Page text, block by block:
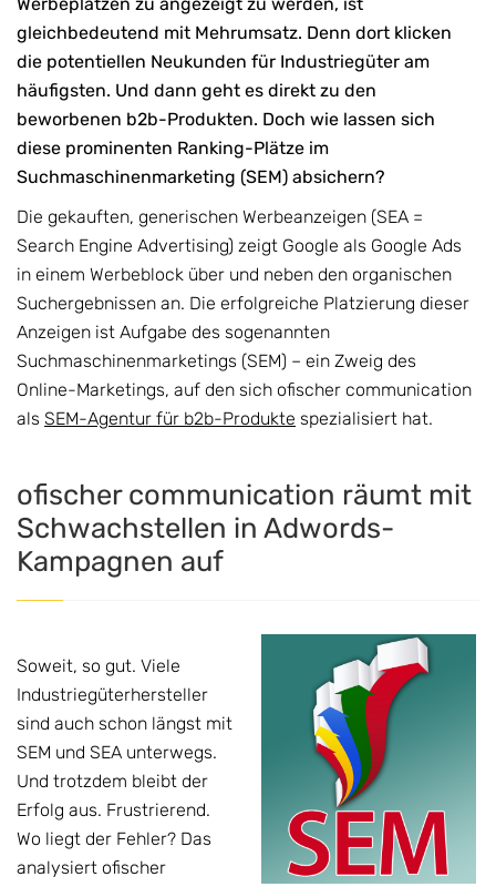
gleichbedeutend mit Mehrumsatz. Denn dort klicken
die potentiellen Neukunden für Industriegüter am
häufigsten. Und dann geht es direkt zu den
beworbenen b2b-Produkten. Doch wie lassen sich
diese prominenten Ranking-Plätze im
Suchmaschinenmarketing (SEM) absichern?
Die gekauften, generischen Werbeanzeigen (SEA =
Search Engine Advertising) zeigt Google als Google Ads
in einem Werbeblock über und neben den organischen
Suchergebnissen an. Die erfolgreiche Platzierung dieser
Anzeigen ist Aufgabe des sogenannten
Suchmaschinenmarketings (SEM) – ein Zweig des
Online-Marketings, auf den sich ofischer communication
als SEM-Agentur für b2b-Produkte spezialisiert hat.
ofischer communication räumt mit
Schwachstellen in Adwords-
Kampagnen auf
Soweit, so gut. Viele
Industriegüterhersteller
sind auch schon längst mit
SEM und SEA unterwegs.
Und trotzdem bleibt der
Erfolg aus. Frustrierend.
Wo liegt der Fehler? Das
analysiert ofischer